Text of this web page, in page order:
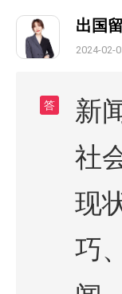
出国
2024-02-
答
新
社
现
巧